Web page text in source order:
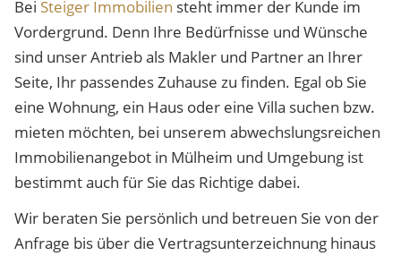
Bei Steiger Immobilien steht immer der Kunde im
Vordergrund. Denn Ihre Bedürfnisse und Wünsche
sind unser Antrieb als Makler und Partner an Ihrer
Seite, Ihr passendes Zuhause zu finden. Egal ob Sie
eine Wohnung, ein Haus oder eine Villa suchen bzw.
mieten möchten, bei unserem abwechslungsreichen
Immobilienangebot in Mülheim und Umgebung ist
bestimmt auch für Sie das Richtige dabei.
Wir beraten Sie persönlich und betreuen Sie von der
Anfrage bis über die Vertragsunterzeichnung hinaus